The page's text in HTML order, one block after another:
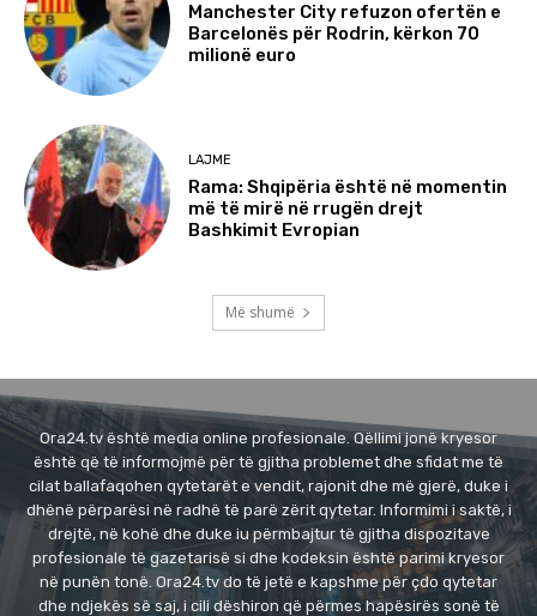
Manchester City refuzon ofertën e
Barcelonës për Rodrin, kërkon 70
milionë euro
LAJME
Rama: Shqipëria është në momentin
më të mirë në rrugën drejt
Bashkimit Evropian
Më shumë
Ora24.tv është media online profesionale. Qëllimi jonë kryesor
është që të informojmë për të gjitha problemet dhe sfidat me të
cilat ballafaqohen qytetarët e vendit, rajonit dhe më gjerë, duke i
dhënë përparësi në radhë të parë zërit qytetar. Informimi i saktë, i
drejtë, në kohë dhe duke iu përmbajtur të gjitha dispozitave
profesionale të gazetarisë si dhe kodeksin është parimi kryesor
në punën tonë. Ora24.tv do të jetë e kapshme për çdo qytetar
dhe ndjekës së saj, i cili dëshiron që përmes hapësirës sonë të